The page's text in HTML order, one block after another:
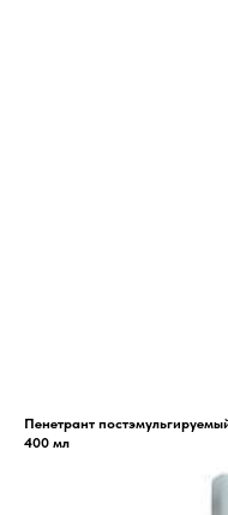
Пенетрант
400 мл